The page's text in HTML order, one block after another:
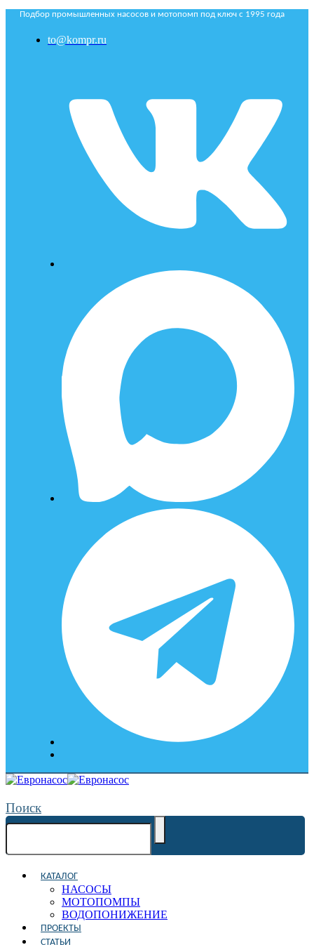
Подбор промышленных насосов и мотопомп под ключ с 1995 года
to@kompr.ru
Поиск
КАТАЛОГ
НАСОСЫ
МОТОПОМПЫ
ВОДОПОНИЖЕНИЕ
ПРОЕКТЫ
СТАТЬИ